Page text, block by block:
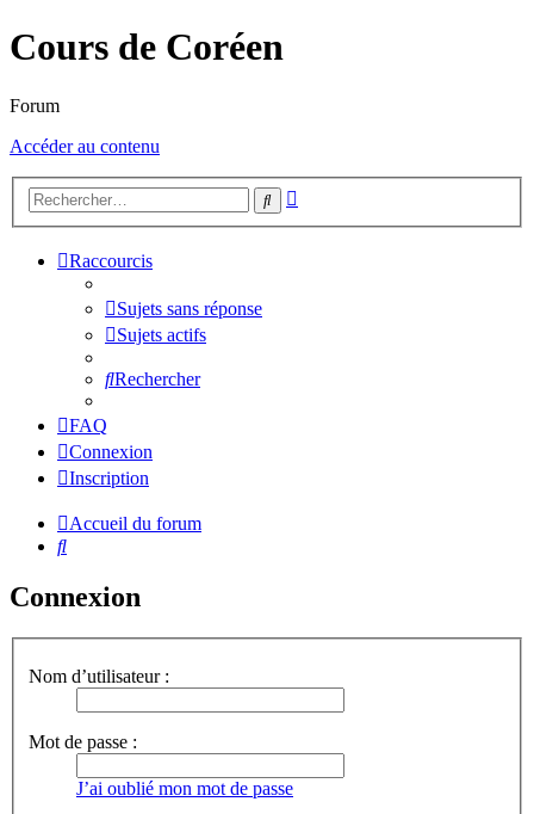
Cours de Coréen
Forum
Accéder au contenu
Rechercher
Raccourcis
Sujets sans réponse
Sujets actifs
Rechercher
FAQ
Connexion
Inscription
Accueil du forum
Rechercher
Connexion
Nom d’utilisateur :
Mot de passe :
J’ai oublié mon mot de passe